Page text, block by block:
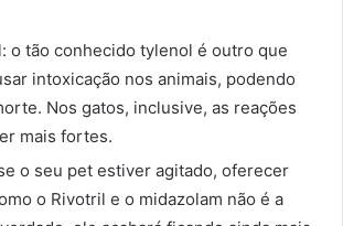
o tão conhecido tylenol é outro que
intoxicação nos animais, podendo
Nos gatos, inclusive, as reações
mais fortes.
o seu pet estiver agitado, oferecer
o Rivotril e o midazolam não é a